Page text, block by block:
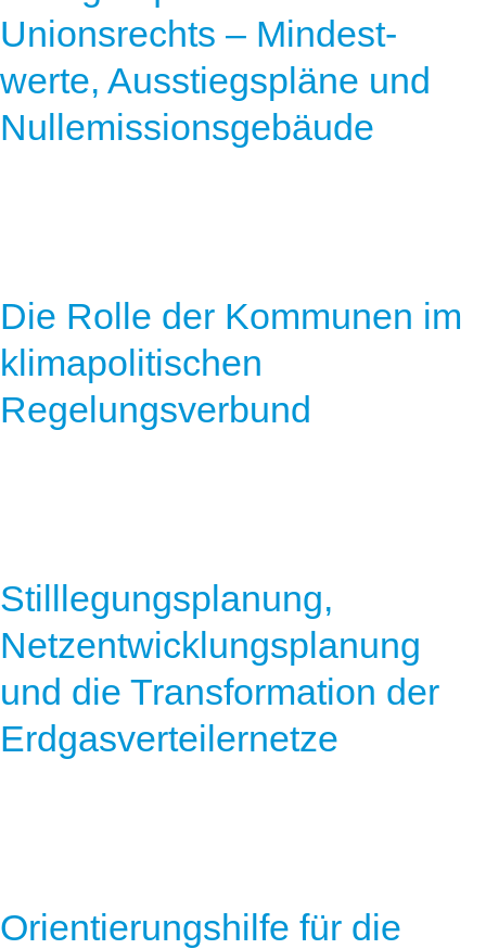
Unionsrechts – Mindest-
werte, Ausstiegspläne und
Nullemissionsgebäude
Die Rolle der Kommunen im
klimapolitischen
Regelungsverbund
Stilllegungsplanung,
Netzentwicklungsplanung
und die Transformation der
Erdgasverteilernetze
Orientierungshilfe für die